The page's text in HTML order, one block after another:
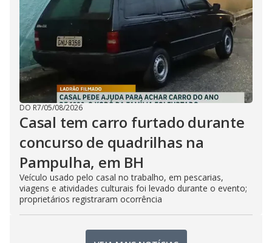
DO R7/05/08/2026
Casal tem carro furtado durante
concurso de quadrilhas na
Pampulha, em BH
Veículo usado pelo casal no trabalho, em pescarias,
viagens e atividades culturais foi levado durante o evento;
proprietários registraram ocorrência